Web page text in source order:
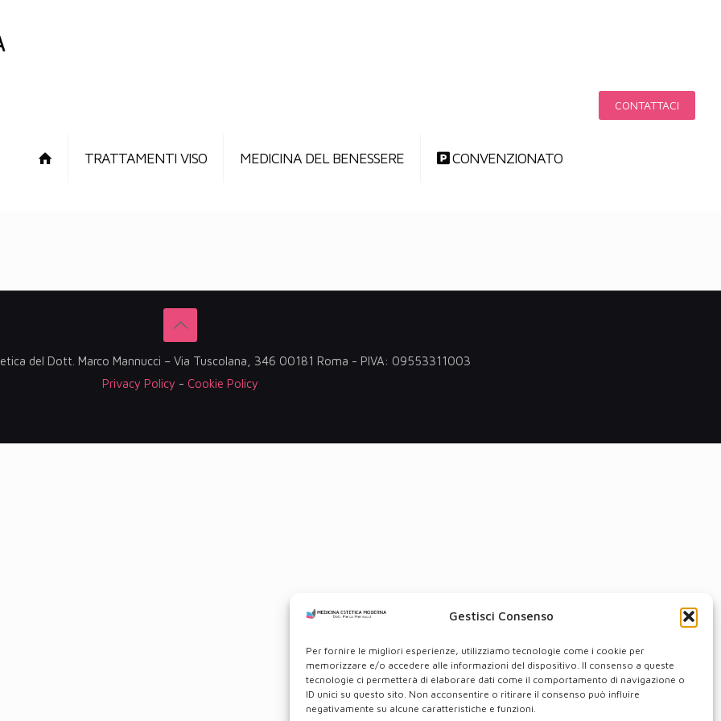
Gestisci Consenso
Per fornire le migliori esperienze, utilizziamo tecnologie come i cookie per
memorizzare e/o accedere alle informazioni del dispositivo. Il consenso a queste
tecnologie ci permetterà di elaborare dati come il comportamento di navigazione o
ID unici su questo sito. Non acconsentire o ritirare il consenso può influire
negativamente su alcune caratteristiche e funzioni.
TRATTAMENTI VISO MEDICINA DEL BENESSERE CONVENZIONATO
CONTATTACI
del Dott. Marco Mannucci – Via Tuscolana, 346 00181 Roma - PIVA: 09553311003
Privacy Policy - Cookie Policy